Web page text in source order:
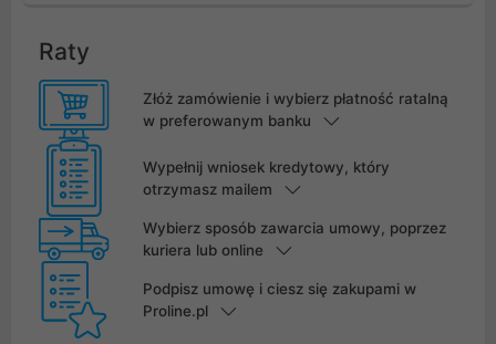
Raty
Złóż zamówienie i wybierz płatność ratalną
w preferowanym banku
Wypełnij wniosek kredytowy, który
otrzymasz mailem
Wybierz sposób zawarcia umowy, poprzez
kuriera lub online
Podpisz umowę i ciesz się zakupami w
Proline.pl